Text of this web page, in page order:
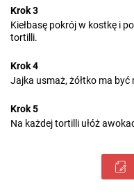
Krok 3
Kiełbasę pokrój w kostkę i
tortilli.
Krok 4
Jajka usmaż, żółtko ma być
Krok 5
Na każdej tortilli ułóż